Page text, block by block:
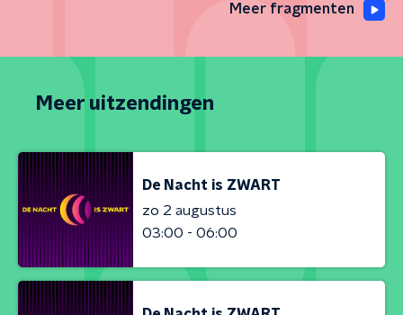
Meer fragmenten
Meer uitzendingen
De Nacht is ZWART
zo 2 augustus
03:00 - 06:00